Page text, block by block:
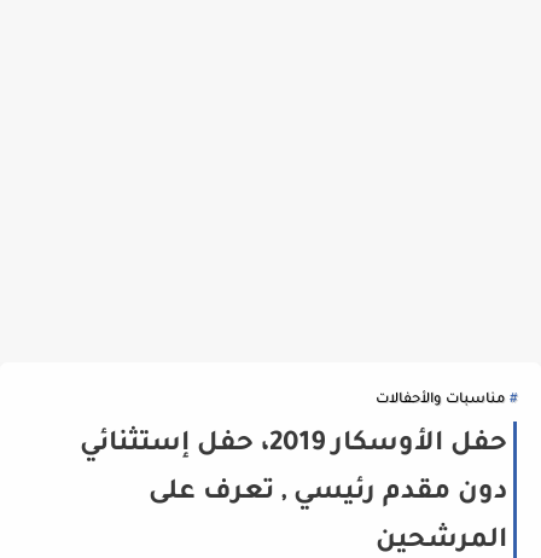
مناسبات والأحفالات
حفل الأوسكار 2019، حفل إستثنائي
دون مقدم رئيسي , تعرف على
المرشحين